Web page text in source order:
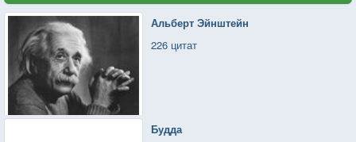
Альберт Эйнштейн
226 цитат
Будда